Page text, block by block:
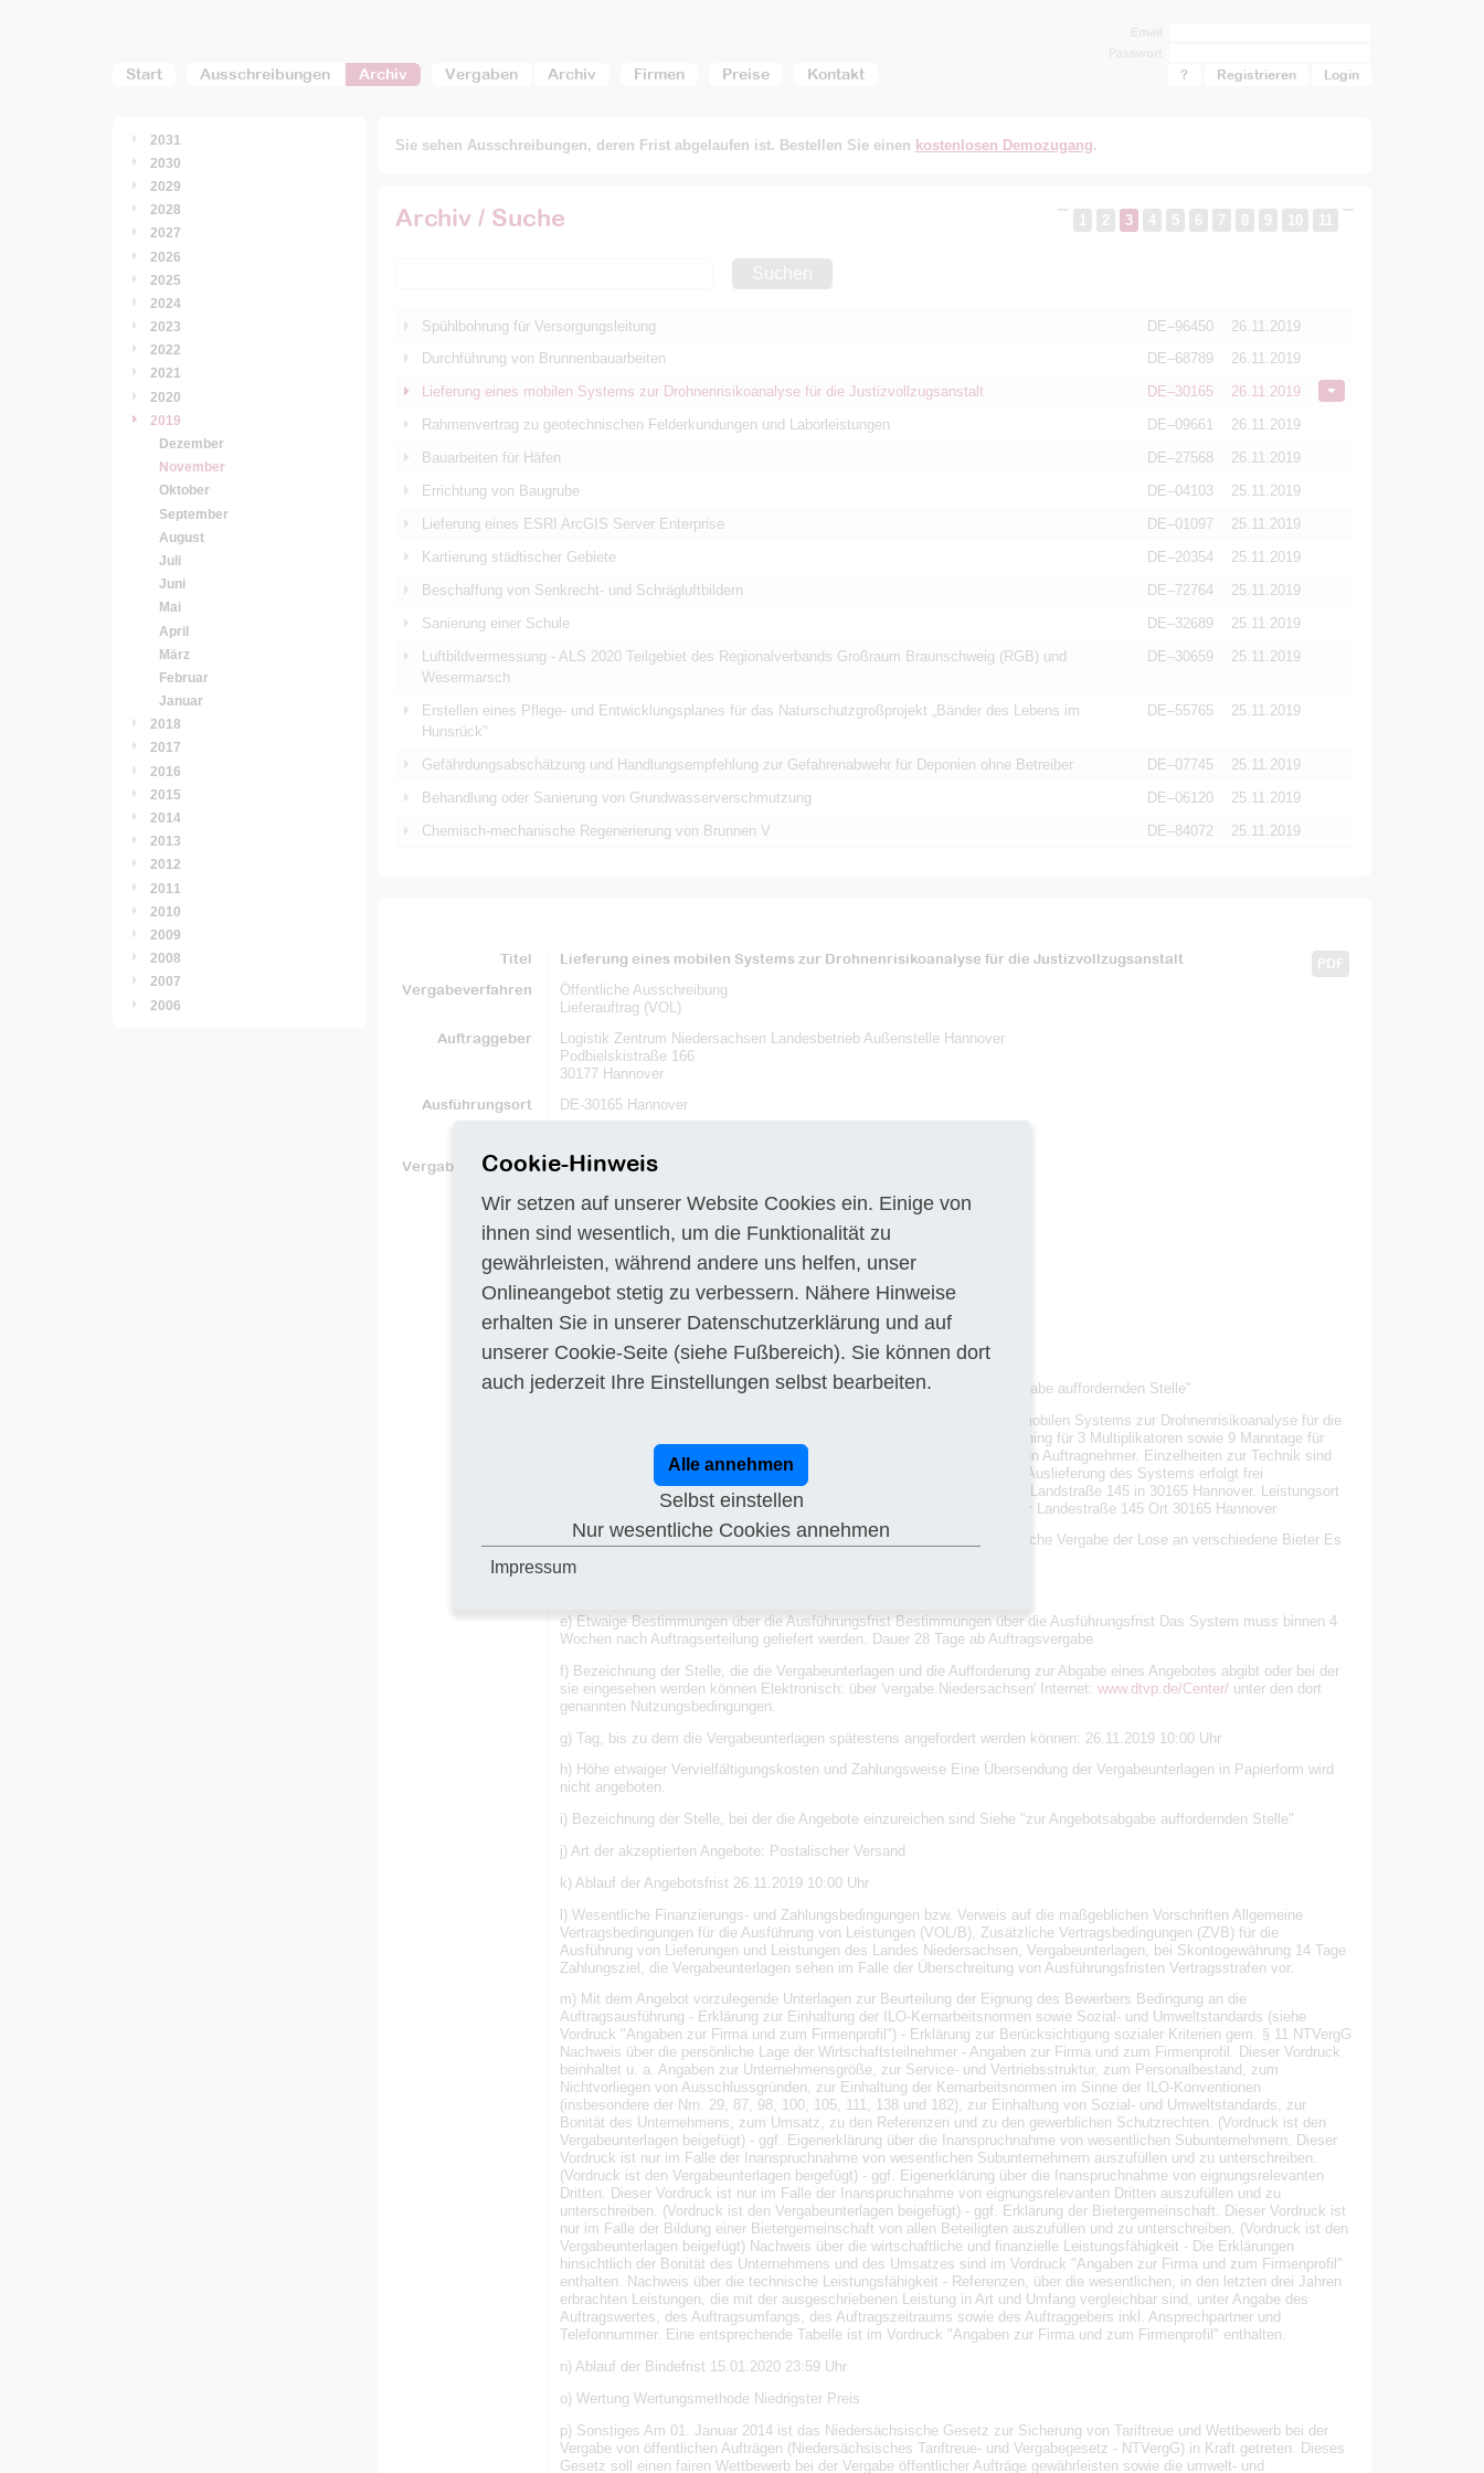
Start Ausschreibungen Archiv Vergaben Archiv Firmen Preise Kontakt ? Registrieren
2031
2030
2029
2028
2027
2026
2025
2024
2023
2022
2021
2020
2019
Dezember
November
Oktober
September
August
Juli
Juni
Mai
April
März
Februar
Januar
2018
2017
2016
2015
2014
2013
2012
2011
2010
2009
2008
2007
2006
Sie sehen Ausschreibungen, deren Frist abgelaufen ist. Bestellen Sie einen kostenlosen Demozugang.
Archiv / Suche 1 2 3 4 5 6 7 8 9 10 11
Suchen
Spühlbohrung für Versorgungsleitung DE–96450
26.11.2019
Durchführung von Brunnenbauarbeiten
DE–68789
26.11.2019
Lieferung eines mobilen Systems zur Drohnenrisikoanalyse für die Justizvollzugsanstalt
DE–30165
26.11.2019
Rahmenvertrag zu geotechnischen Felderkundungen und Laborleistungen
DE–09661
26.11.2019
Bauarbeiten für Häfen
DE–27568
26.11.2019
Errichtung von Baugrube
DE–04103
25.11.2019
Lieferung eines ESRI ArcGIS Server Enterprise
DE–01097
25.11.2019
Kartierung städtischer Gebiete
DE–20354
25.11.2019
Beschaffung von Senkrecht- und Schrägluftbildern
DE–72764
25.11.2019
Sanierung einer Schule
DE–32689
25.11.2019
Luftbildvermessung - ALS 2020 Teilgebiet des Regionalverbands Großraum Braunschweig (RGB) und
Wesermarsch
DE–30659 25.11.2019
Erstellen eines Pflege- und Entwicklungsplanes für das Naturschutzgroßprojekt „Bänder des Lebens im
Hunsrück"
DE–55765 25.11.2019
Gefährdungsabschätzung und Handlungsempfehlung zur Gefahrenabwehr für Deponien ohne Betreiber DE–07745
25.11.2019
Behandlung oder Sanierung von Grundwasserverschmutzung
DE–06120
25.11.2019
Chemisch-mechanische Regenerierung von Brunnen V
DE–84072 25.11.2019
Titel PDF
Lieferung eines mobilen Systems zur Drohnenrisikoanalyse für die Justizvollzugsanstalt
Vergabeverfahren
Öffentliche Ausschreibung
Lieferauftrag (VOL)
Auftraggeber
Logistik Zentrum Niedersachsen Landesbetrieb Außenstelle Hannover
Podbielskistraße 166
30177 Hannover
Ausführungsort
DE-30165 Hannover
Vergabeunterlage
www.dtvp.de/Center/
Beschreibunga) Logistik Zentrum Niedersachsen Landesbetrieb
Podbielskistraße 166
30177 Hannover
Fax +49 51189848199
E-Mail: alexandra.galas@lzn.de
Internet:www.lzn.niedersachsen.de
Bezeichnung der den Zuschlag erteilenden Stelle Siehe "zur Angebotsabgabe auffordernden Stelle"
b) Art und Umfang der Leistung Der Auftrag umfasst die Lieferung eines mobilen Systems zur Drohnenrisikoanalyse für die
Justizvollzugsanstalt Hannover. Zum Lieferumfang gehören auch ein Training für 3 Multiplikatoren sowie 9 Manntage für
Unterstützung bei Verlegung des Systems in eine andere Anstalt durch den Auftragnehmer. Einzelheiten zur Technik sind
der Leistungsbeschreibung - Technischer Teil (Teil B) zu entnehmen. Die Auslieferung des Systems erfolgt frei
Verwendungsstelle an die Justizvollzugsanstalt Hannover, Schulenburger Landstraße 145 in 30165 Hannover. Leistungsort
Bezeichnung Justizvollzugsanstalt Hannover Postanschrift Schulenburger Landestraße 145 Ort 30165 Hannover
c) Etwaige Vorbehalte wegen Teilung in Lose, Umfang der Lose und mögliche Vergabe der Lose an verschiedene Bieter Es
e) Etwaige Bestimmungen über die Ausführungsfrist Bestimmungen über die Ausführungsfrist Das System muss binnen 4
Wochen nach Auftragserteilung geliefert werden. Dauer 28 Tage ab Auftragsvergabe
f) Bezeichnung der Stelle, die die Vergabeunterlagen und die Aufforderung zur Abgabe eines Angebotes abgibt oder bei der
sie eingesehen werden können Elektronisch: über 'vergabe.Niedersachsen' Internet: www.dtvp.de/Center/unter den dort
genannten Nutzungsbedingungen.
g) Tag, bis zu dem die Vergabeunterlagen spätestens angefordert werden können: 26.11.2019 10:00 Uhr
h) Höhe etwaiger Vervielfältigungskosten und Zahlungsweise Eine Übersendung der Vergabeunterlagen in Papierform wird
nicht angeboten.
i) Bezeichnung der Stelle, bei der die Angebote einzureichen sind Siehe "zur Angebotsabgabe auffordernden Stelle"
j) Art der akzeptierten Angebote: Postalischer Versand
k) Ablauf der Angebotsfrist 26.11.2019 10:00 Uhr
l) Wesentliche Finanzierungs- und Zahlungsbedingungen bzw. Verweis auf die maßgeblichen Vorschriften Allgemeine
Vertragsbedingungen für die Ausführung von Leistungen (VOL/B), Zusätzliche Vertragsbedingungen (ZVB) für die
Ausführung von Lieferungen und Leistungen des Landes Niedersachsen, Vergabeunterlagen, bei Skontogewährung 14 Tage
Zahlungsziel, die Vergabeunterlagen sehen im Falle der Überschreitung von Ausführungsfristen Vertragsstrafen vor.
m) Mit dem Angebot vorzulegende Unterlagen zur Beurteilung der Eignung des Bewerbers Bedingung an die
Auftragsausführung - Erklärung zur Einhaltung der ILO-Kernarbeitsnormen sowie Sozial- und Umweltstandards (siehe
Vordruck "Angaben zur Firma und zum Firmenprofil") - Erklärung zur Berücksichtigung sozialer Kriterien gem. § 11 NTVergG
Nachweis über die persönliche Lage der Wirtschaftsteilnehmer - Angaben zur Firma und zum Firmenprofil. Dieser Vordruck
beinhaltet u. a. Angaben zur Unternehmensgröße, zur Service- und Vertriebsstruktur, zum Personalbestand, zum
Nichtvorliegen von Ausschlussgründen, zur Einhaltung der Kernarbeitsnormen im Sinne der ILO-Konventionen
(insbesondere der Nrn. 29, 87, 98, 100, 105, 111, 138 und 182), zur Einhaltung von Sozial- und Umweltstandards, zur
Bonität des Unternehmens, zum Umsatz, zu den Referenzen und zu den gewerblichen Schutzrechten. (Vordruck ist den
Vergabeunterlagen beigefügt) - ggf. Eigenerklärung über die Inanspruchnahme von wesentlichen Subunternehmern. Dieser
Vordruck ist nur im Falle der Inanspruchnahme von wesentlichen Subunternehmern auszufüllen und zu unterschreiben.
(Vordruck ist den Vergabeunterlagen beigefügt) - ggf. Eigenerklärung über die Inanspruchnahme von eignungsrelevanten
Dritten. Dieser Vordruck ist nur im Falle der Inanspruchnahme von eignungsrelevanten Dritten auszufüllen und zu
unterschreiben. (Vordruck ist den Vergabeunterlagen beigefügt) - ggf. Erklärung der Bietergemeinschaft. Dieser Vordruck ist
nur im Falle der Bildung einer Bietergemeinschaft von allen Beteiligten auszufüllen und zu unterschreiben. (Vordruck ist den
Vergabeunterlagen beigefügt) Nachweis über die wirtschaftliche und finanzielle Leistungsfähigkeit - Die Erklärungen
hinsichtlich der Bonität des Unternehmens und des Umsatzes sind im Vordruck "Angaben zur Firma und zum Firmenprofil"
enthalten. Nachweis über die technische Leistungsfähigkeit - Referenzen, über die wesentlichen, in den letzten drei Jahren
erbrachten Leistungen, die mit der ausgeschriebenen Leistung in Art und Umfang vergleichbar sind, unter Angabe des
Auftragswertes, des Auftragsumfangs, des Auftragszeitraums sowie des Auftraggebers inkl. Ansprechpartner und
Telefonnummer. Eine entsprechende Tabelle ist im Vordruck "Angaben zur Firma und zum Firmenprofil" enthalten.
n) Ablauf der Bindefrist 15.01.2020 23:59 Uhr
o) Wertung Wertungsmethode Niedrigster Preis
p) Sonstiges Am 01. Januar 2014 ist das Niedersächsische Gesetz zur Sicherung von Tariftreue und Wettbewerb bei der
Vergabe von öffentlichen Aufträgen (Niedersächsisches Tariftreue- und Vergabegesetz - NTVergG) in Kraft getreten. Dieses
Gesetz soll einen fairen Wettbewerb bei der Vergabe öffentlicher Aufträge gewährleisten sowie die umwelt- und
Cookie-Hinweis
Wir setzen auf unserer Website Cookies ein. Einige von
ihnen sind wesentlich, um die Funktionalität zu
gewährleisten, während andere uns helfen, unser
Onlineangebot stetig zu verbessern. Nähere Hinweise
erhalten Sie in unserer Datenschutzerklärung und auf
unserer Cookie-Seite (siehe Fußbereich). Sie können dort
auch jederzeit Ihre Einstellungen selbst bearbeiten.
Alle annehmen
Selbst einstellen
Nur wesentliche Cookies annehmen
Impressum